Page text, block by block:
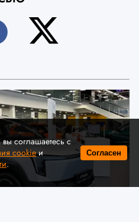
соглашаетесь с
cookieи
.
Согласен